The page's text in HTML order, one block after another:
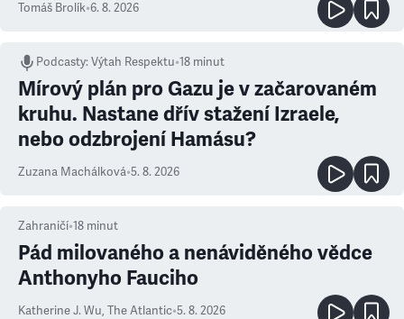
Tomáš Brolík•6. 8. 2026
Podcasty:Výtah Respektu•18 minut
Mírový plán pro Gazu je v začarovaném
kruhu. Nastane dřív stažení Izraele,
nebo odzbrojení Hamásu?
Zuzana Machálková•5. 8. 2026
Zahraničí•18 minut
Pád milovaného a nenáviděného vědce
Anthonyho Fauciho
Katherine J. Wu, The Atlantic•5. 8. 2026